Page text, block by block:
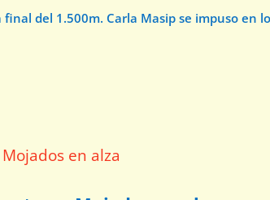
del 1.500m. Carla Masip se impuso en